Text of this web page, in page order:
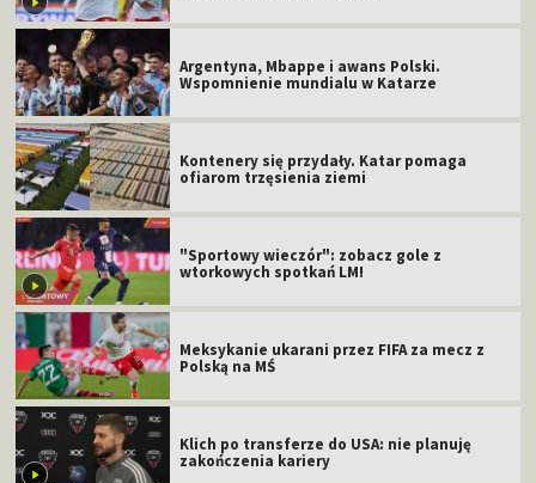
Argentyna, Mbappe i awans Polski.
Wspomnienie mundialu w Katarze
Kontenery się przydały. Katar pomaga
ofiarom trzęsienia ziemi
"Sportowy wieczór": zobacz gole z
wtorkowych spotkań LM!
Meksykanie ukarani przez FIFA za mecz z
Polską na MŚ
Klich po transferze do USA: nie planuję
zakończenia kariery